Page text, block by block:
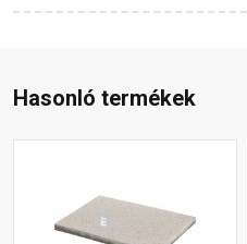
Hasonló termékek